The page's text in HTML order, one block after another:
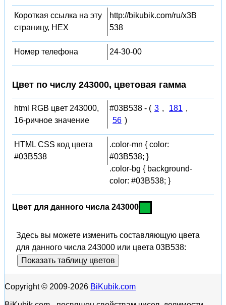
Короткая ссылка на эту
страницу, HEX
http://bikubik.com/ru/x3B
538
Номер телефона 24-30-00
Цвет по числу 243000, цветовая гамма
html RGB цвет 243000,
16-ричное значение
#03B538 - ( 3 , 181 ,
56 )
HTML CSS код цвета
#03B538
.color-mn { color:
#03B538; }
.color-bg { background-
color: #03B538; }
Цвет для данного числа 243000
Здесь вы можете изменить составляющую цвета
для данного числа 243000 или цвета 03B538:
Показать таблицу цветов
Copyright © 2009-2026 BiKubik.com